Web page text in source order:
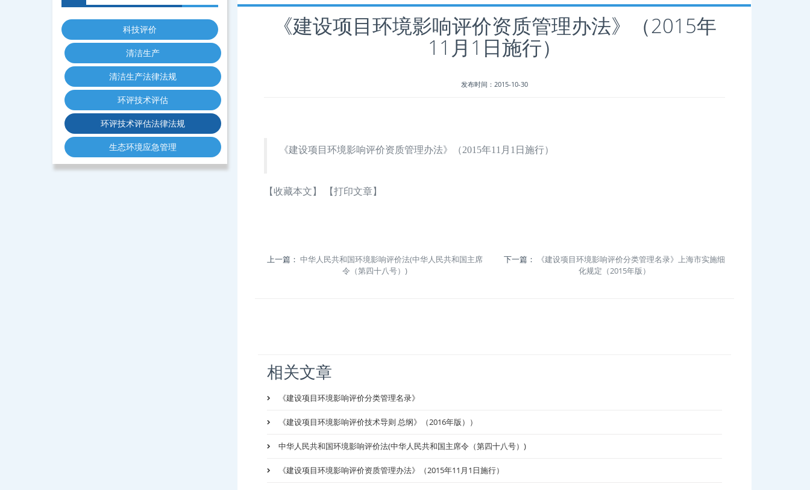
科技评价
清洁生产
清洁生产法律法规
环评技术评估
环评技术评估法律法规
生态环境应急管理
《建设项目环境影响评价资质管理办法》（2015年
11月1日施行）
发布时间：2015-10-30
《建设项目环境影响评价资质管理办法》（2015年11月1日施行）
【收藏本文】 【打印文章】
上一篇： 中华人民共和国环境影响评价法(中华人民共和国主席
令（第四十八号）)
下一篇：
《建设项目环境影响评价分类管理名录》上海市实施细
化规定（2015年版）
相关文章
《建设项目环境影响评价分类管理名录》
《建设项目环境影响评价技术导则 总纲》（2016年版））
中华人民共和国环境影响评价法(中华人民共和国主席令（第四十八号）)
《建设项目环境影响评价资质管理办法》（2015年11月1日施行）